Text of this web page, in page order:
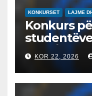
KONKURSET LAJME
Konkurs
2026/2027
на втор
2026/2027
KOR 22, 2026